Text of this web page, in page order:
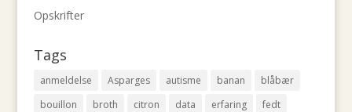
Opskrifter
Tags
anmeldelse Asparges autisme banan
blåbær
bouillon
broth citron data erfaring
fedt